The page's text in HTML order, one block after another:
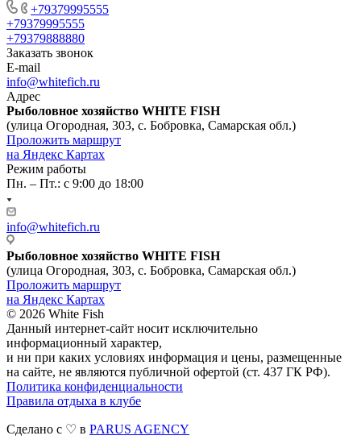
+79379995555
+79379995555
+79379888880
Заказать звонок
E-mail
info@whitefich.ru
Адрес
Рыболовное хозяйство WHITE FISH
(улица Огородная, 303, с. Бобровка, Самарская обл.)
Проложить маршрут
на Яндекс Картах
Режим работы
Пн. – Пт.: с 9:00 до 18:00
info@whitefich.ru
Рыболовное хозяйство WHITE FISH
(улица Огородная, 303, с. Бобровка, Самарская обл.)
Проложить маршрут
на Яндекс Картах
© 2026 White Fish
Данный интернет-сайт носит исключительно
информационный характер,
и ни при каких условиях информация и цены, размещенные
на сайте, не являются публичной офертой (ст. 437 ГК РФ).
Политика конфиденциальности
Правила отдыха в клубе
Сделано с ♡ в PARUS AGENCY